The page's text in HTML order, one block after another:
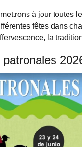
à jour toutes
fêtes dans
la